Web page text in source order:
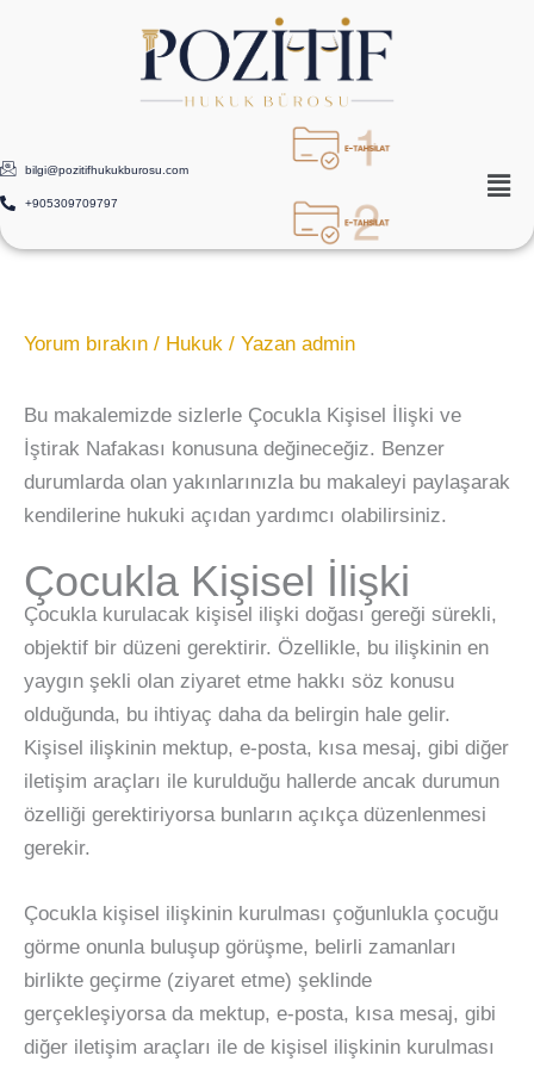
bilgi@pozitifhukukburosu.com
+905309709797
Yorum bırakın / Hukuk / Yazan admin
Bu makalemizde sizlerle Çocukla Kişisel İlişki ve
İştirak Nafakası konusuna değineceğiz. Benzer
durumlarda olan yakınlarınızla bu makaleyi paylaşarak
kendilerine hukuki açıdan yardımcı olabilirsiniz.
Çocukla Kişisel İlişki
Çocukla kurulacak kişisel ilişki doğası gereği sürekli,
objektif bir düzeni gerektirir. Özellikle, bu ilişkinin en
yaygın şekli olan ziyaret etme hakkı söz konusu
olduğunda, bu ihtiyaç daha da belirgin hale gelir.
Kişisel ilişkinin mektup, e-posta, kısa mesaj, gibi diğer
iletişim araçları ile kurulduğu hallerde ancak durumun
özelliği gerektiriyorsa bunların açıkça düzenlenmesi
gerekir.
Çocukla kişisel ilişkinin kurulması çoğunlukla çocuğu
görme onunla buluşup görüşme, belirli zamanları
birlikte geçirme (ziyaret etme) şeklinde
gerçekleşiyorsa da mektup, e-posta, kısa mesaj, gibi
diğer iletişim araçları ile de kişisel ilişkinin kurulması